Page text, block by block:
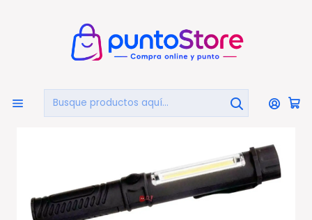
Inicio OTRAS CATEGORIAS Camping
Linternas Y Lamparas
Linterna Y Lámpara Cob Led De Mano A Pilas - Ps